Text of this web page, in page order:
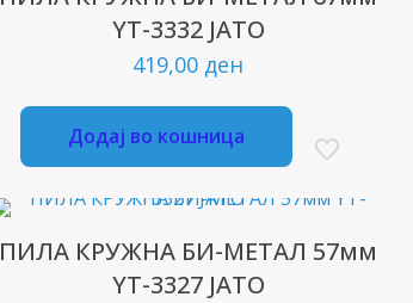
YT-3332 ЈАТО
419,00 ден
Додај во кошница
ПИЛА КРУЖНА БИ-МЕТАЛ 57мм
YT-3327 ЈАТО